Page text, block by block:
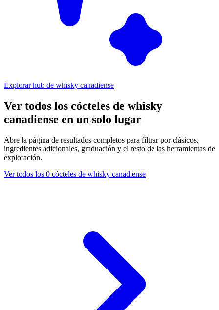
Explorar hub de whisky canadiense
Ver todos los cócteles de whisky
canadiense en un solo lugar
Abre la página de resultados completos para filtrar por clásicos,
ingredientes adicionales, graduación y el resto de las herramientas de
exploración.
Ver todos los 0 cócteles de whisky canadiense